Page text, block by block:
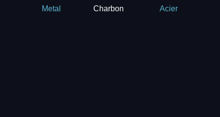
Metal Charbon Acier